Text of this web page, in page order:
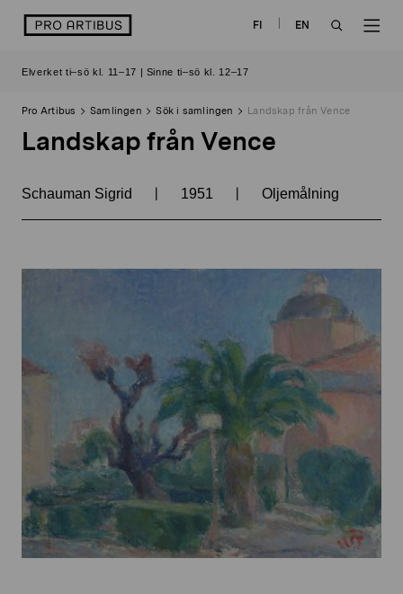
logo FI
EN
Elverket ti–sö kl. 11–17 | Sinne ti–sö kl. 12–17
Pro Artibus Samlingen Sök i samlingen Landskap från Vence
Landskap från Vence
Schauman Sigrid | 1951 | Oljemålning